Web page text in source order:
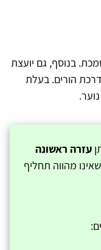
בנוסף, גם יועצת
הורים. בעלת
עזרה ראשונה
מהווה תחליף